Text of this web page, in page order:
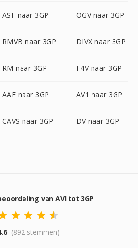
ASF naar 3GP OGV naar 3GP
RMVB naar 3GP DIVX naar 3GP
RM naar 3GP F4V naar 3GP
AAF naar 3GP AV1 naar 3GP
CAVS naar 3GP DV naar 3GP
van AVI tot 3GP
(892 stemmen)